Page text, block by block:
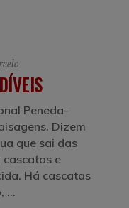
Peneda-
Dizem
que sai das
e
Há cascatas